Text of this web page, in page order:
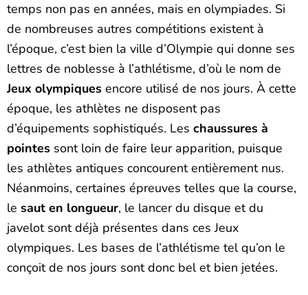
temps non pas en années, mais en olympiades. Si
de nombreuses autres compétitions existent à
l’époque, c’est bien la ville d’Olympie qui donne ses
lettres de noblesse à l’athlétisme, d’où le nom de
Jeux olympiques encore utilisé de nos jours. À cette
époque, les athlètes ne disposent pas
d’équipements sophistiqués. Les chaussures à
pointes sont loin de faire leur apparition, puisque
les athlètes antiques concourent entièrement nus.
Néanmoins, certaines épreuves telles que la course,
le saut en longueur, le lancer du disque et du
javelot sont déjà présentes dans ces Jeux
olympiques. Les bases de l’athlétisme tel qu’on le
conçoit de nos jours sont donc bel et bien jetées.